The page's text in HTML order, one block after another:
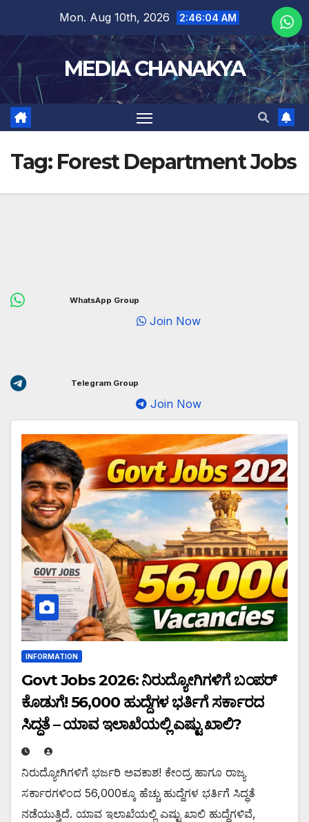
Mon. Aug 10th, 2026 2:46:04 AM
MEDIA CHANAKYA
Tag: Forest Department Jobs
WhatsApp Group
Join Now
Telegram Group
Join Now
INFORMATION
Govt Jobs 2026: ನಿರುದ್ಯೋಗಿಗಳಿಗೆ ಬಂಪರ್
ಕೊಡುಗೆ! 56,000 ಹುದ್ದೆಗಳ ಭರ್ತಿಗೆ ಸರ್ಕಾರದ
ಸಿದ್ಧತೆ – ಯಾವ ಇಲಾಖೆಯಲ್ಲಿ ಎಷ್ಟು ಖಾಲಿ?
ನಿರುದ್ಯೋಗಿಗಳಿಗೆ ಭರ್ಜರಿ ಅವಕಾಶ! ಕೇಂದ್ರ ಹಾಗೂ ರಾಜ್ಯ
ಸರ್ಕಾರಗಳಿಂದ 56,000ಕ್ಕೂ ಹೆಚ್ಚು ಹುದ್ದೆಗಳ ಭರ್ತಿಗೆ ಸಿದ್ಧತೆ
ನಡೆಯುತ್ತಿದೆ. ಯಾವ ಇಲಾಖೆಯಲ್ಲಿ ಎಷ್ಟು ಖಾಲಿ ಹುದ್ದೆಗಳಿವೆ,